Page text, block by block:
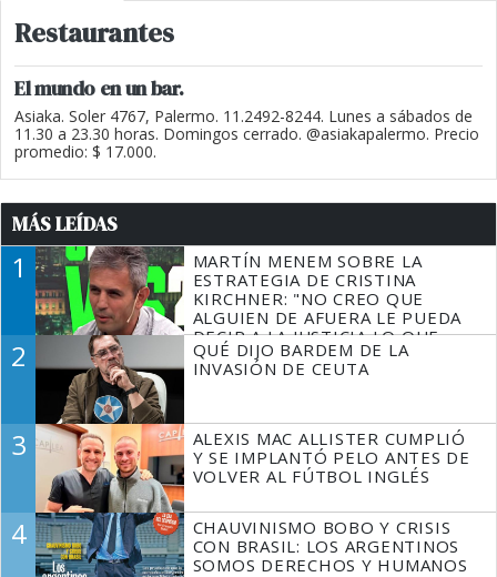
Restaurantes
El mundo en un bar.
Asiaka. Soler 4767, Palermo. 11.2492-8244. Lunes a sábados de
11.30 a 23.30 horas. Domingos cerrado. @asiakapalermo. Precio
promedio: $ 17.000.
MÁS LEÍDAS
1
MARTÍN MENEM SOBRE LA
ESTRATEGIA DE CRISTINA
KIRCHNER: "NO CREO QUE
ALGUIEN DE AFUERA LE PUEDA
DECIR A LA JUSTICIA LO QUE
TIENE QUE HACER"
2
QUÉ DIJO BARDEM DE LA
INVASIÓN DE CEUTA
3
ALEXIS MAC ALLISTER CUMPLIÓ
Y SE IMPLANTÓ PELO ANTES DE
VOLVER AL FÚTBOL INGLÉS
4
CHAUVINISMO BOBO Y CRISIS
CON BRASIL: LOS ARGENTINOS
SOMOS DERECHOS Y HUMANOS